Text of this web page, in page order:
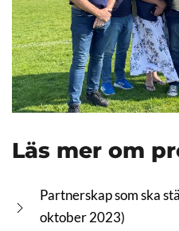
Läs mer om
Partnerskap som ska
oktober 2023)